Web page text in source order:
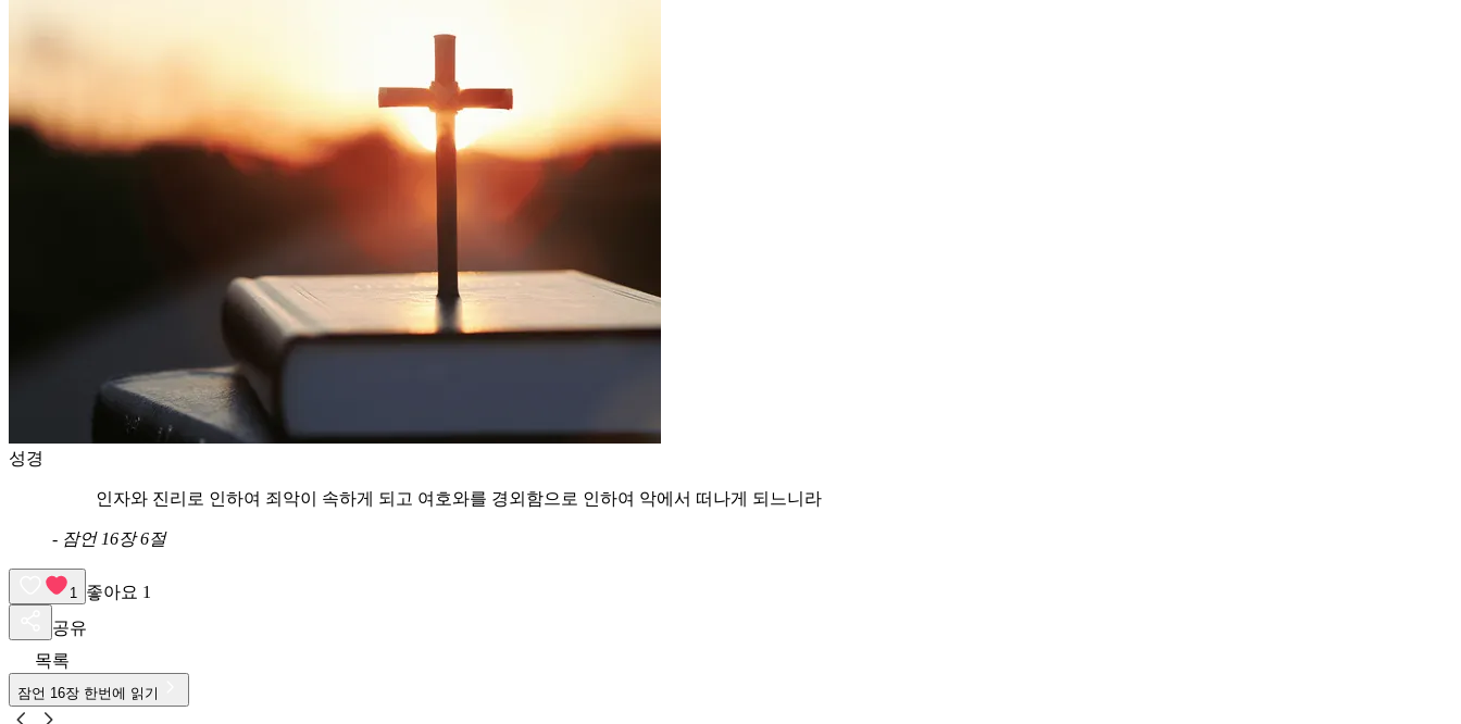
성경
인자와 진리로 인하여 죄악이 속하게 되고 여호와를 경외함으로 인하여 악에서 떠나게 되느니라
- 잠언 16장 6절
1 좋아요 1
공유
목록
잠언 16장 한번에 읽기